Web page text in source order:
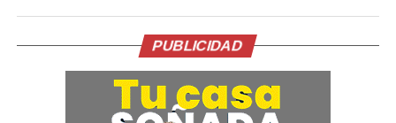
Las autoridades recomiendan a la población extremar
precauciones en zonas cercanas a quebradas y taludes,
especialmente durante la noche o en condiciones de
poca visibilidad.
PUBLICIDAD